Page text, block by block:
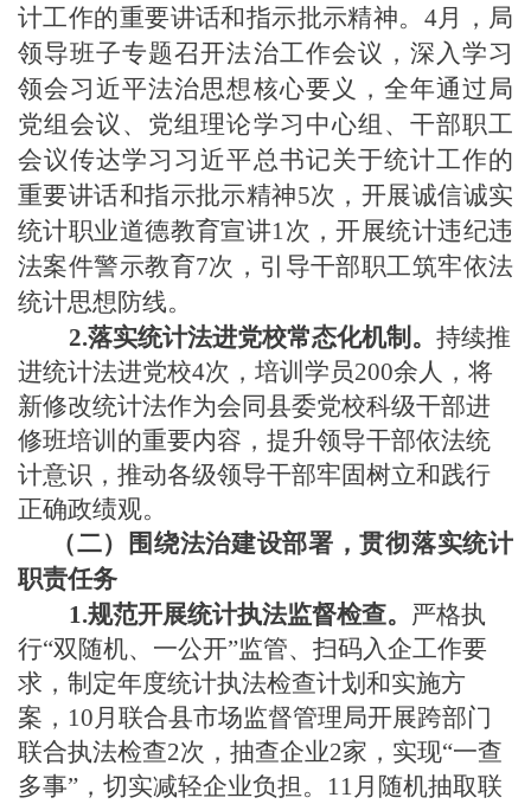
计工作的重要讲话和指示批示精神。4月，局
领导班子专题召开法治工作会议，深入学习
领会习近平法治思想核心要义，全年通过局
党组会议、党组理论学习中心组、干部职工
会议传达学习习近平总书记关于统计工作的
重要讲话和指示批示精神5次，开展诚信诚实
统计职业道德教育宣讲1次，开展统计违纪违
法案件警示教育7次，引导干部职工筑牢依法
统计思想防线。
2.落实统计法进党校常态化机制。 持续推
进统计法进党校4次，培训学员200余人，将
新修改统计法作为会同县委党校科级干部进
修班培训的重要内容，提升领导干部依法统
计意识，推动各级领导干部牢固树立和践行
正确政绩观。
（二）围绕法治建设部署，贯彻落实统计
职责任务
1.规范开展统计执法监督检查。 严格执
行“双随机、一公开”监管、扫码入企工作要
求，制定年度统计执法检查计划和实施方
案，10月联合县市场监督管理局开展跨部门
联合执法检查2次，抽查企业2家，实现“一查
多事”，切实减轻企业负担。11月随机抽取联